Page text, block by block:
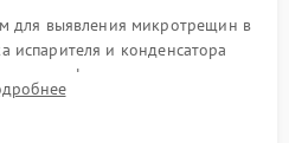
для выявления микротрещин в
испарителя и конденсатора
старого фильтра-осушителя и
для устранения засоров.